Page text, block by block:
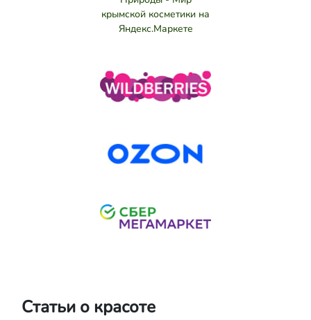
Статьи о красоте